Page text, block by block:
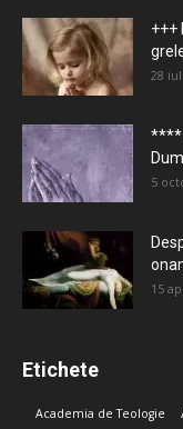
+++
28
****
5
15
Etichete
Academia de Teologie